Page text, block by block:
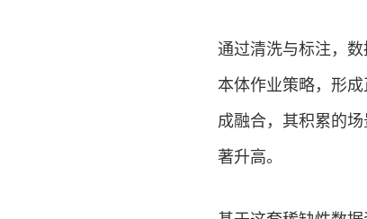
通过清洗与标注，
本体作业策略，形
成融合，其积累的
著升高。